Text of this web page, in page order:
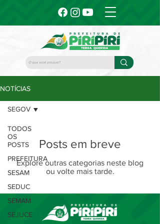
NOTÍCIAS
TODOS
OS
POSTS
PREFEITURA
SESAM
SEDUC
SEMAM
SEJUCE
SEGOV
Posts em breve
Explore outras categorias neste blog
ou volte mais tarde.